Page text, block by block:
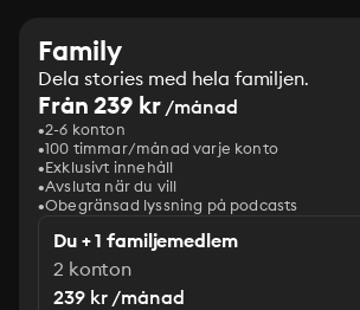
Family
Dela stories med hela familjen.
Från 239 kr/månad
2-6 konton
100 timmar/månad varje konto
Exklusivt innehåll
Avsluta när du vill
Obegränsad lyssning på podcasts
Du + 1 familjemedlem
2 konton
239 kr /månad